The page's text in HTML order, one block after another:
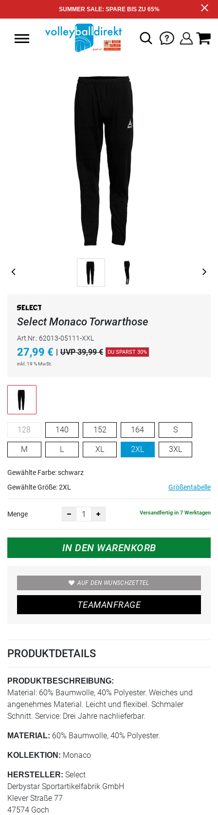
SUMMER SALE: SPARE BIS ZU 65%
Select Monaco Torwarthose
Art.Nr.: 62013-05111-XXL
27,99 € | UVP 39,99 € DU SPARST 30%
inkl. 19 % MwSt.
128 140 152 164 S
M L XL 2XL 3XL
Gewählte Farbe: schwarz
Gewählte Größe:2XL Größentabelle
Menge Versandfertig in 7 Werktagen
IN DEN WARENKORB
AUF DEN WUNSCHZETTEL
TEAMANFRAGE
PRODUKTDETAILS
PRODUKTBESCHREIBUNG:
Material: 60% Baumwolle, 40% Polyester. Weiches und
angenehmes Material. Leicht und flexibel. Schmaler
Schnitt. Service: Drei Jahre nachlieferbar.
MATERIAL: 60% Baumwolle, 40% Polyester.
KOLLEKTION: Monaco
HERSTELLER: Select
Derbystar Sportartikelfabrik GmbH
Klever Straße 77
47574 Goch